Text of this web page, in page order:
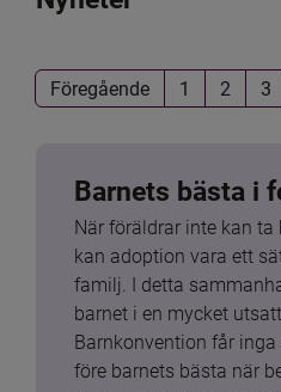
Föregående 1 2 3
Barnets bästa i
När föräldrar inte kan
kan adoption vara ett
familj. I detta
barnet i en mycket
Barnkonvention får
före barnets bästa när